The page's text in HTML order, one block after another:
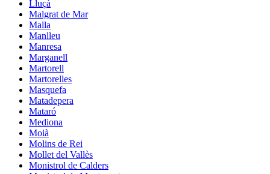
Lluçà
Malgrat de Mar
Malla
Manlleu
Manresa
Marganell
Martorell
Martorelles
Masquefa
Matadepera
Mataró
Mediona
Moià
Molins de Rei
Mollet del Vallès
Monistrol de Calders